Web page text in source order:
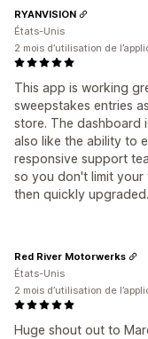
This app is working
sweepstakes entries
store. The dashboard
also like the ability to
responsive support
so you don't limit your
then quickly upgraded.
RYANVISION
États-Unis
2 mois d’utilisation de
Huge shout out to
Red River Motorwerks
États-Unis
2 mois d’utilisation de